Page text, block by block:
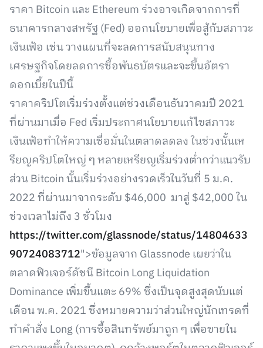
ราคา Bitcoin และ Ethereum ร่วงอาจเกิดจากการที่
ธนาคารกลางสหรัฐ (Fed) ออกนโยบายเพื่อสู้กับสภาวะ
เงินเฟ้อ เช่น วางแผนที่จะลดการสนับสนุนทาง
เศรษฐกิจโดยลดการซื้อพันธบัตรและจะขึ้นอัตรา
ดอกเบี้ยในปีนี้
ราคาคริปโตเริ่มร่วงตั้งแต่ช่วงเดือนธันวาคมปี 2021
ที่ผ่านมาเมื่อ Fed เริ่มประกาศนโยบายแก้ไขสภาวะ
เงินเฟ้อทำให้ความเชื่อมั่นในตลาดลดลง ในช่วงนั้นเห
รียญคริปโตใหญ่ ๆ หลายเหรียญเริ่มร่วงต่ำกว่าแนวรับ
ส่วน Bitcoin นั้นเริ่มร่วงอย่างรวดเร็วในวันที่ 5 ม.ค.
2022 ที่ผ่านมาจากระดับ $46,000 มาสู่ $42,000 ใน
ช่วงเวลาไม่ถึง 3 ชั่วโมง
https://twitter.com/glassnode/status/14804633
90724083712">ข้อมูลจาก Glassnode เผยว่าใน
ตลาดฟิวเจอร์ดัชนี Bitcoin Long Liquidation
Dominance เพิ่มขึ้นแตะ 69% ซึ่งเป็นจุดสูงสุดนับแต่
เดือน พ.ค. 2021 ซึ่งหมายความว่าส่วนใหญ่นักเทรดที่
ทำคำสั่ง Long (การซื้อสินทรัพย์มาถูก ๆ เพื่อขายใน